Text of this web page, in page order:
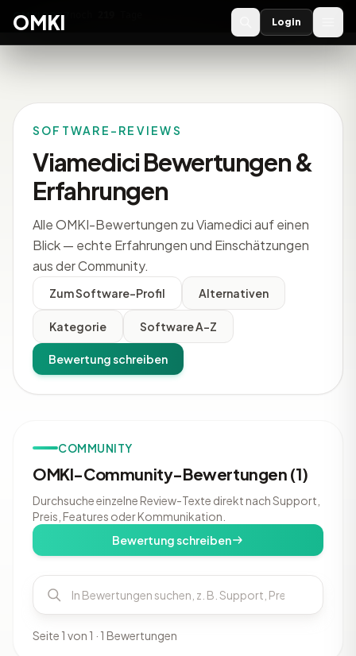
OMKI 2027
OMKI Login
SOFTWARE-REVIEWS
Viamedici Bewertungen &
Erfahrungen
Alle OMKI-Bewertungen zu Viamedici auf einen
Blick — echte Erfahrungen und Einschätzungen
aus der Community.
Zum Software-Profil Alternativen
Kategorie Software A-Z
Bewertung schreiben
COMMUNITY
OMKI-Community-Bewertungen (1)
Durchsuche einzelne Review-Texte direkt nach Support,
Preis, Features oder Kommunikation.
Bewertung schreiben
Seite 1 von 1 · 1 Bewertungen